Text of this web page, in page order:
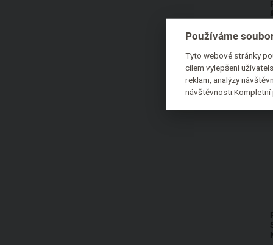
Používáme
Tyto webové stránky
cílem vylepšení
reklam, analýzy
návštěvnosti.Kompletní